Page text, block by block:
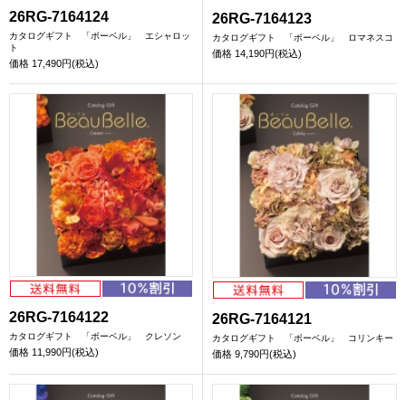
26RG-7164124
カタログギフト 「ボーベル」 エシャロッ
ト
価格 17,490円(税込)
26RG-7164123
カタログギフト 「ボーベル」 ロマネスコ
価格 14,190円(税込)
26RG-7164122
カタログギフト 「ボーベル」 クレソン
価格 11,990円(税込)
26RG-7164121
カタログギフト 「ボーベル」 コリンキー
価格 9,790円(税込)